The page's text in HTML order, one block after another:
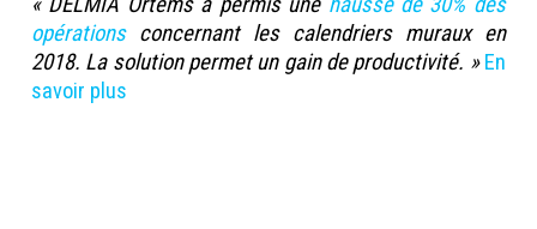
opérationsconcernant les calendriers muraux en
2018. La solution permet un gain de productivité. » En
savoir plus